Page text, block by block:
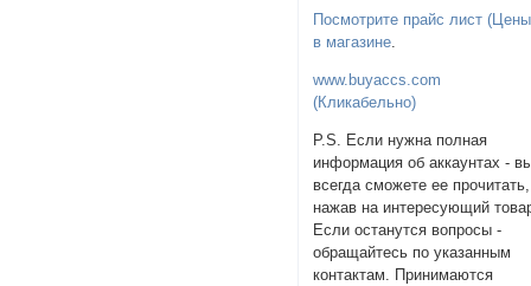
Посмотрите прайс лист
в магазине.
www.buyaccs.com
(Кликабельно)
P.S. Если нужна полная
информация об аккаунтах -
всегда сможете ее прочитать,
нажав на интересующий
Если останутся вопросы -
обращайтесь по указанным
контактам. Принимаются